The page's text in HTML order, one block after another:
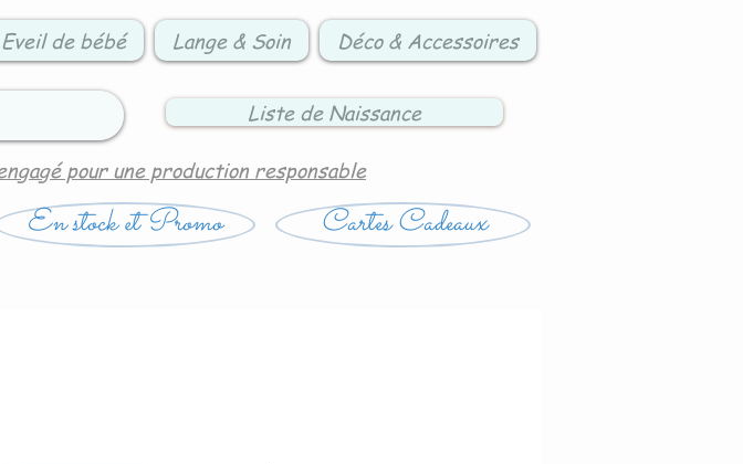
de bébé Lange & Soin Déco & Accessoires
Liste de Naissance
pour une production responsable
En stock et Promo Cartes Cadeaux